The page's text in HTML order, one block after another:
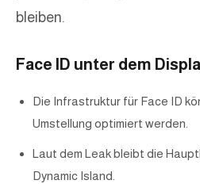
bleiben.
Face ID unter dem
Die Infrastruktur für Face ID
Umstellung optimiert werden.
Laut dem Leak bleibt die
Dynamic Island.